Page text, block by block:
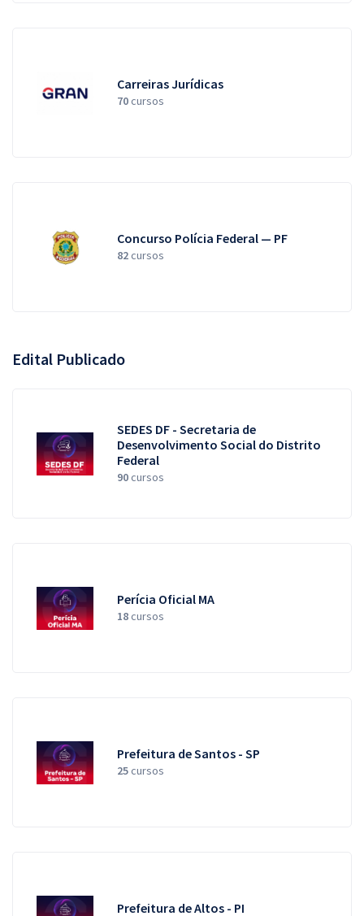
Carreiras Jurídicas
70cursos
Concurso Polícia Federal — PF
82cursos
Edital Publicado
SEDES DF - Secretaria de
Desenvolvimento Social do Distrito
Federal
90cursos
Perícia Oficial MA
18cursos
Prefeitura de Santos - SP
25cursos
Prefeitura de Altos - PI